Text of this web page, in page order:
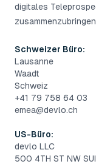
digitales
Schweizer Büro:
Lausanne
Waadt
Schweiz
+41 79 758 64 03
emea@devlo.ch
US-Büro:
devlo LLC
500 4TH ST NW